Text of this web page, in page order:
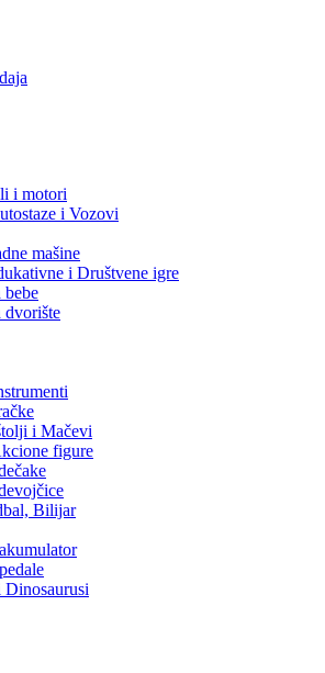
i motori
i Vozovi
mašine
i Društvene igre
bebe
dvorište
i Mačevi
figure
Bilijar